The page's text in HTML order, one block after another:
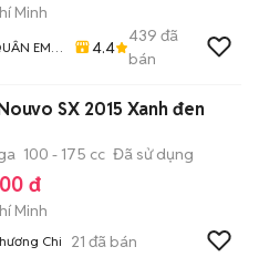
Minh
EM
4.4
439 đã
bán
SX 2015 Xanh đen
100 - 175 cc Đã sử dụng
đ
Minh
Chi 21 đã bán